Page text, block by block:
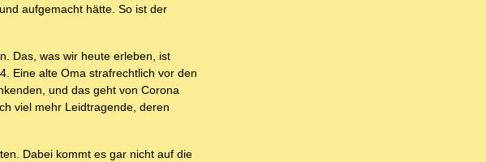
aufgemacht hätte. So ist der
Das, was wir heute erleben, ist
Eine alte Oma strafrechtlich vor den
und das geht von Corona
viel mehr Leidtragende, deren
Dabei kommt es gar nicht auf die